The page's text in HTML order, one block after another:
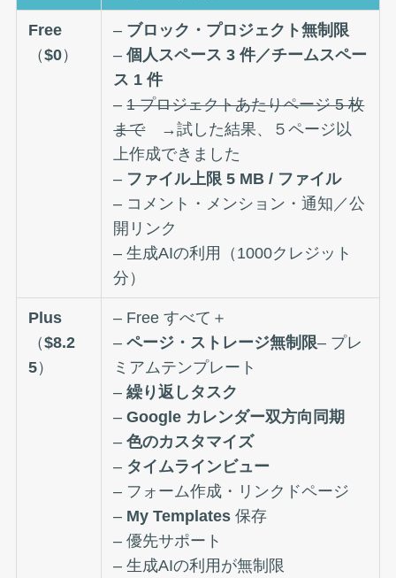
Free
（$0）
– ブロック・プロジェクト無制限
–個人スペース 3 件／チームスペー
ス 1 件
–1 プロジェクトあたりページ 5 枚
まで→試した結果、５ページ以
上作成できました
– ファイル上限 5 MB / ファイル
– コメント・メンション・通知／公
開リンク
– 生成AIの利用（1000クレジット
分）
Plus
（$8.2
5）
– Free すべて＋
–ページ・ストレージ無制限– プレ
ミアムテンプレート
–繰り返しタスク
–Google カレンダー双方向同期
–色のカスタマイズ
– タイムラインビュー
– フォーム作成・リンクドページ
– My Templates 保存
– 優先サポート
– 生成AIの利用が無制限